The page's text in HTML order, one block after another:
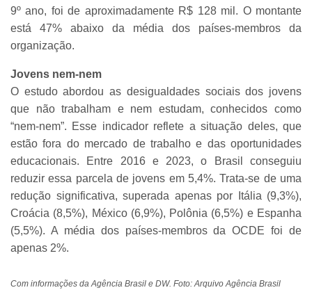
9º ano, foi de aproximadamente R$ 128 mil. O montante
está 47% abaixo da média dos países-membros da
organização.
Jovens nem-nem
O estudo abordou as desigualdades sociais dos jovens
que não trabalham e nem estudam, conhecidos como
“nem-nem”. Esse indicador reflete a situação deles, que
estão fora do mercado de trabalho e das oportunidades
educacionais. Entre 2016 e 2023, o Brasil conseguiu
reduzir essa parcela de jovens em 5,4%. Trata-se de uma
redução significativa, superada apenas por Itália (9,3%),
Croácia (8,5%), México (6,9%), Polônia (6,5%) e Espanha
(5,5%). A média dos países-membros da OCDE foi de
apenas 2%.
Com informações da Agência Brasil e DW. Foto: Arquivo Agência Brasil